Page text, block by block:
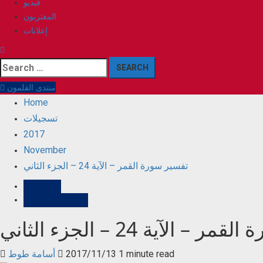
المغتربون
إعلانات
Search
for:
منتدى القلمون
Home
تسجيلات
2017
November
تفسير سورة القمر – الآية 24 – الجزء الثاني
24 – الجزء الثاني
2017/11/13 1 minute read